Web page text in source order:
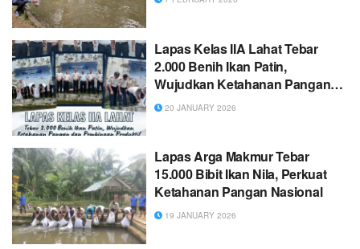
Lapas Kelas IIA Lahat Tebar
2.000 Benih Ikan Patin,
Wujudkan Ketahanan Pangan
dan Pembinaan Produktif
20 JANUARY 2026
Lapas Arga Makmur Tebar
15.000 Bibit Ikan Nila, Perkuat
Ketahanan Pangan Nasional
19 JANUARY 2026